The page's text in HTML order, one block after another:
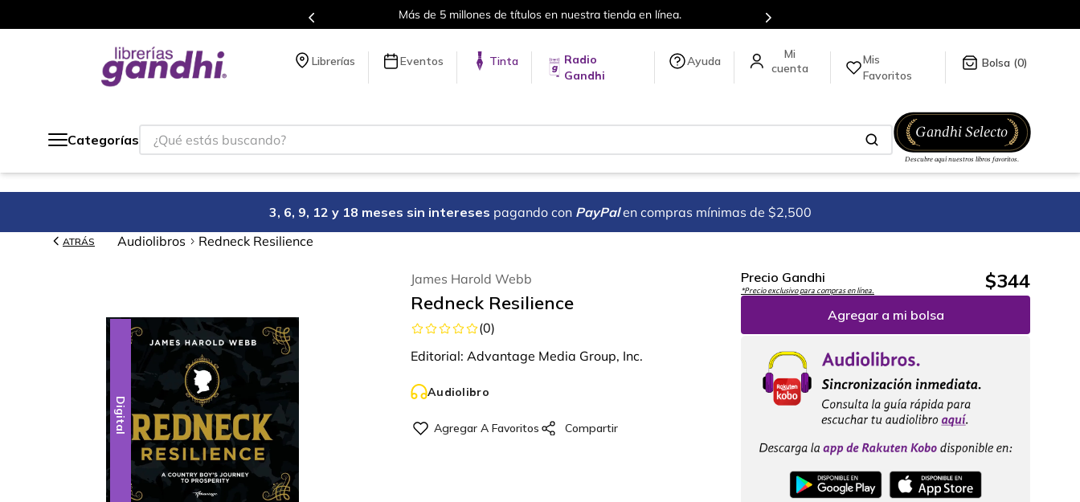
Más de 5 millones de títulos en nuestra tienda en línea.
Librerías Eventos Tinta
Radio
Gandhi
Ayuda
Mis
Favoritos
0
Categorías
¿Qué estás buscando?
3, 6, 9, 12 y 18 meses sin intereses pagando con PayPal en compras mínimas de $2,500
ATRÁS Audiolibros Redneck Resilience
Digital
James Harold Webb
Redneck Resilience
(0)
Editorial: Advantage Media Group, Inc.
Audiolibro
Precio Gandhi
*Precio exclusivo para compras en línea. $344
Agregar a mi bolsa